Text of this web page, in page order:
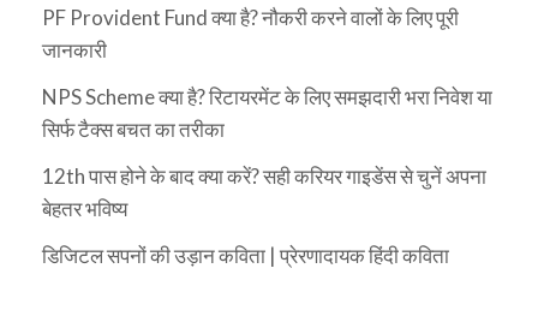
PF Provident Fund क्या है? नौकरी करने वालों के लिए पूरी
जानकारी
NPS Scheme क्या है? रिटायरमेंट के लिए समझदारी भरा निवेश या
सिर्फ टैक्स बचत का तरीका
12th पास होने के बाद क्या करें? सही करियर गाइडेंस से चुनें अपना
बेहतर भविष्य
डिजिटल सपनों की उड़ान कविता | प्रेरणादायक हिंदी कविता